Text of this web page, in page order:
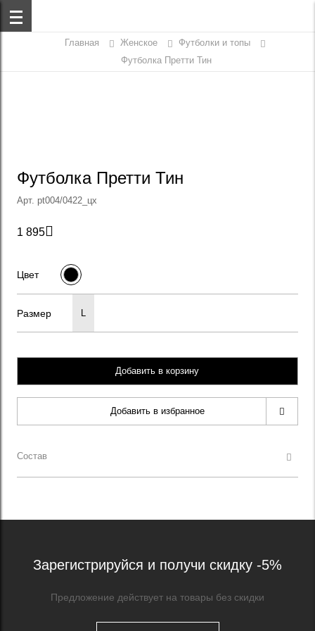
Главная Женское
Футболки и топы
Футболка Претти Тин
Футболка Претти Тин
Арт. pt004/0422_цх
1 895
Цвет
Размер L
Добавить в корзину
Добавить в избранное
Состав
Зарегистрируйся и получи скидку -5%
Предложение действует на товары без скидки